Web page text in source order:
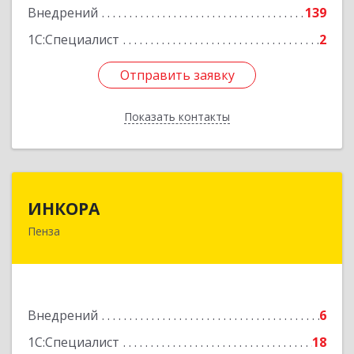
Внедрений
139
1С:Специалист
2
Отправить заявку
Показать контакты
Отправить заявку
Назад
ИНКОРА
Пенза
Внедрений
6
1С:Специалист
18
440011, Пензенская обл, Пенза г, Бугровка М.